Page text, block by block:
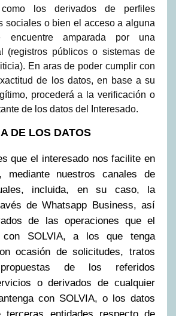
los derivados de perfiles
sociales o bien el acceso a alguna
amparada por una
(registros públicos o sistemas de
En aras de poder cumplir con
de los datos, en base a su
procederá a la verificación o
de los datos del Interesado.
DE LOS DATOS
que el interesado nos facilite en
mediante nuestros canales de
incluida, en su caso, la
de Whatsapp Business, así
de las operaciones que el
con SOLVIA, a los que tenga
ocasión de solicitudes, tratos
propuestas de los referidos
o derivados de cualquier
con SOLVIA, o los datos